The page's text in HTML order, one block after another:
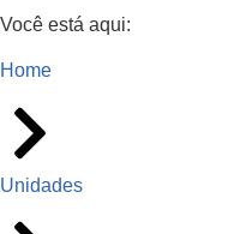
Você está aqui:
Home
Unidades